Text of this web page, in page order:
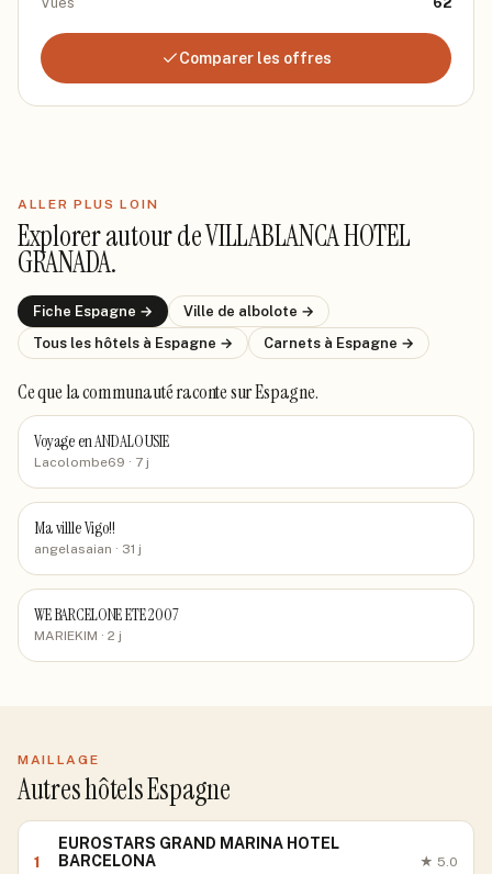
Comparer les offres
ALLER PLUS LOIN
Explorer autour deVILLABLANCA HOTEL
GRANADA.
Fiche Espagne → Ville de albolote →
Tous les hôtels à Espagne → Carnets à Espagne →
Ce que la communauté racontesur Espagne.
Voyage en ANDALOUSIE
Lacolombe69 · 7 j
Ma villle Vigo!!
angelasaian · 31 j
WE BARCELONE ETE 2007
MARIEKIM · 2 j
MAILLAGE
Autres hôtels Espagne
1
EUROSTARS GRAND MARINA HOTEL
BARCELONA
★ 5.0